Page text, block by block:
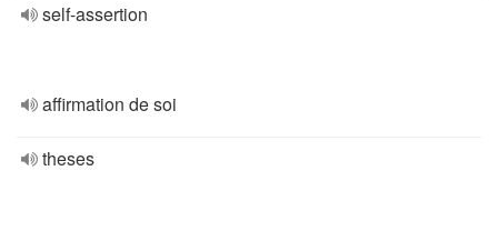
self-assertion
affirmation de soi
theses